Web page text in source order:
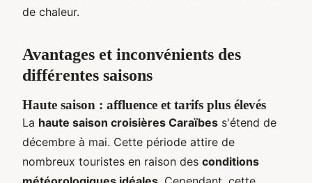
de chaleur.
Avantages et inconvénients des
différentes saisons
Haute saison : affluence et tarifs plus élevés
La haute saison croisières Caraïbes s'étend de
décembre à mai. Cette période attire de
nombreux touristes en raison des conditions